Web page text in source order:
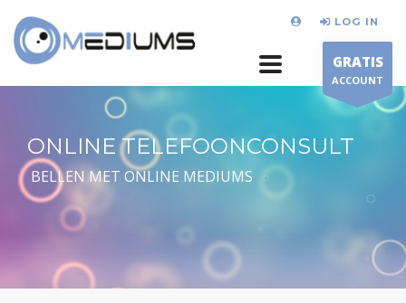
LOG IN
GRATIS
ACCOUNT
ONLINE TELEFOONCONSULT
BELLEN MET ONLINE MEDIUMS